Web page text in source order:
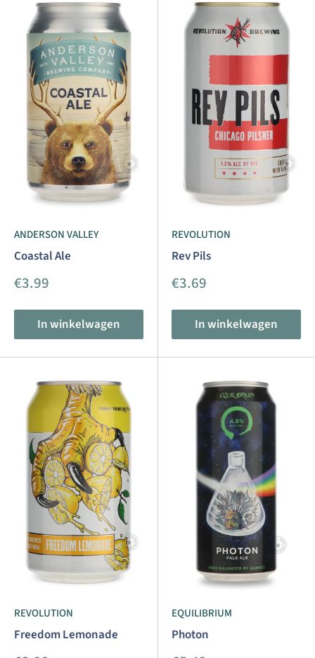
ANDERSON VALLEY
Coastal Ale
Aanbiedingsprijs
€3.99
In winkelwagen
REVOLUTION
Rev Pils
Aanbiedingsprijs
€3.69
In winkelwagen
REVOLUTION
Freedom Lemonade
EQUILIBRIUM
Photon